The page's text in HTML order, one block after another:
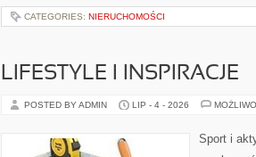
CATEGORIES: NIERUCHOMOŚCI
LIFESTYLE I INSPIRACJE
POSTED BY ADMIN LIP - 4 - 2026
Sport i